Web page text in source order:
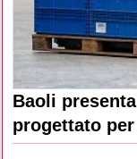
Baoli
progettato